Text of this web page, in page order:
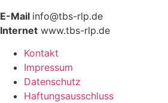
E-Mail info@tbs-rlp.de
Internet www.tbs-rlp.de
Kontakt
Impressum
Datenschutz
Haftungsausschluss